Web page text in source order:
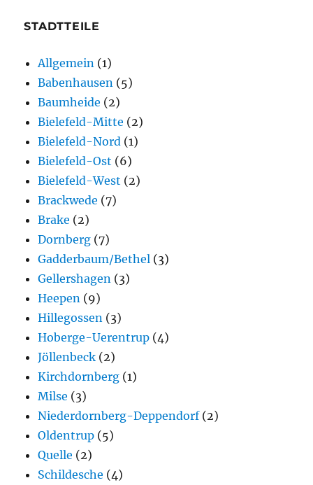
STADTTEILE
Allgemein (1)
Babenhausen (5)
Baumheide (2)
Bielefeld-Mitte (2)
Bielefeld-Nord (1)
Bielefeld-Ost (6)
Bielefeld-West (2)
Brackwede (7)
Brake (2)
Dornberg (7)
Gadderbaum/Bethel (3)
Gellershagen (3)
Heepen (9)
Hillegossen (3)
Hoberge-Uerentrup (4)
Jöllenbeck (2)
Kirchdornberg (1)
Milse (3)
Niederdornberg-Deppendorf(2)
Oldentrup (5)
Quelle (2)
Schildesche (4)